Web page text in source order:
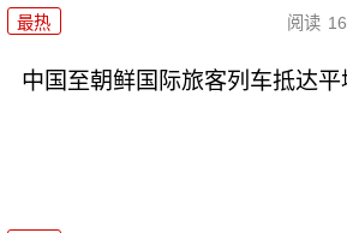
最热 阅读
中国至朝鲜国际旅客列车抵达平